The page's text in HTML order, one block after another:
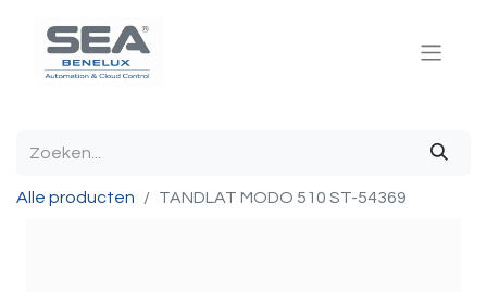
Alle producten TANDLAT MODO 510 ST-54369